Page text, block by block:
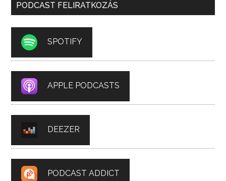
PODCAST FELIRATKOZÁS
SPOTIFY
APPLE PODCASTS
DEEZER
PODCAST ADDICT